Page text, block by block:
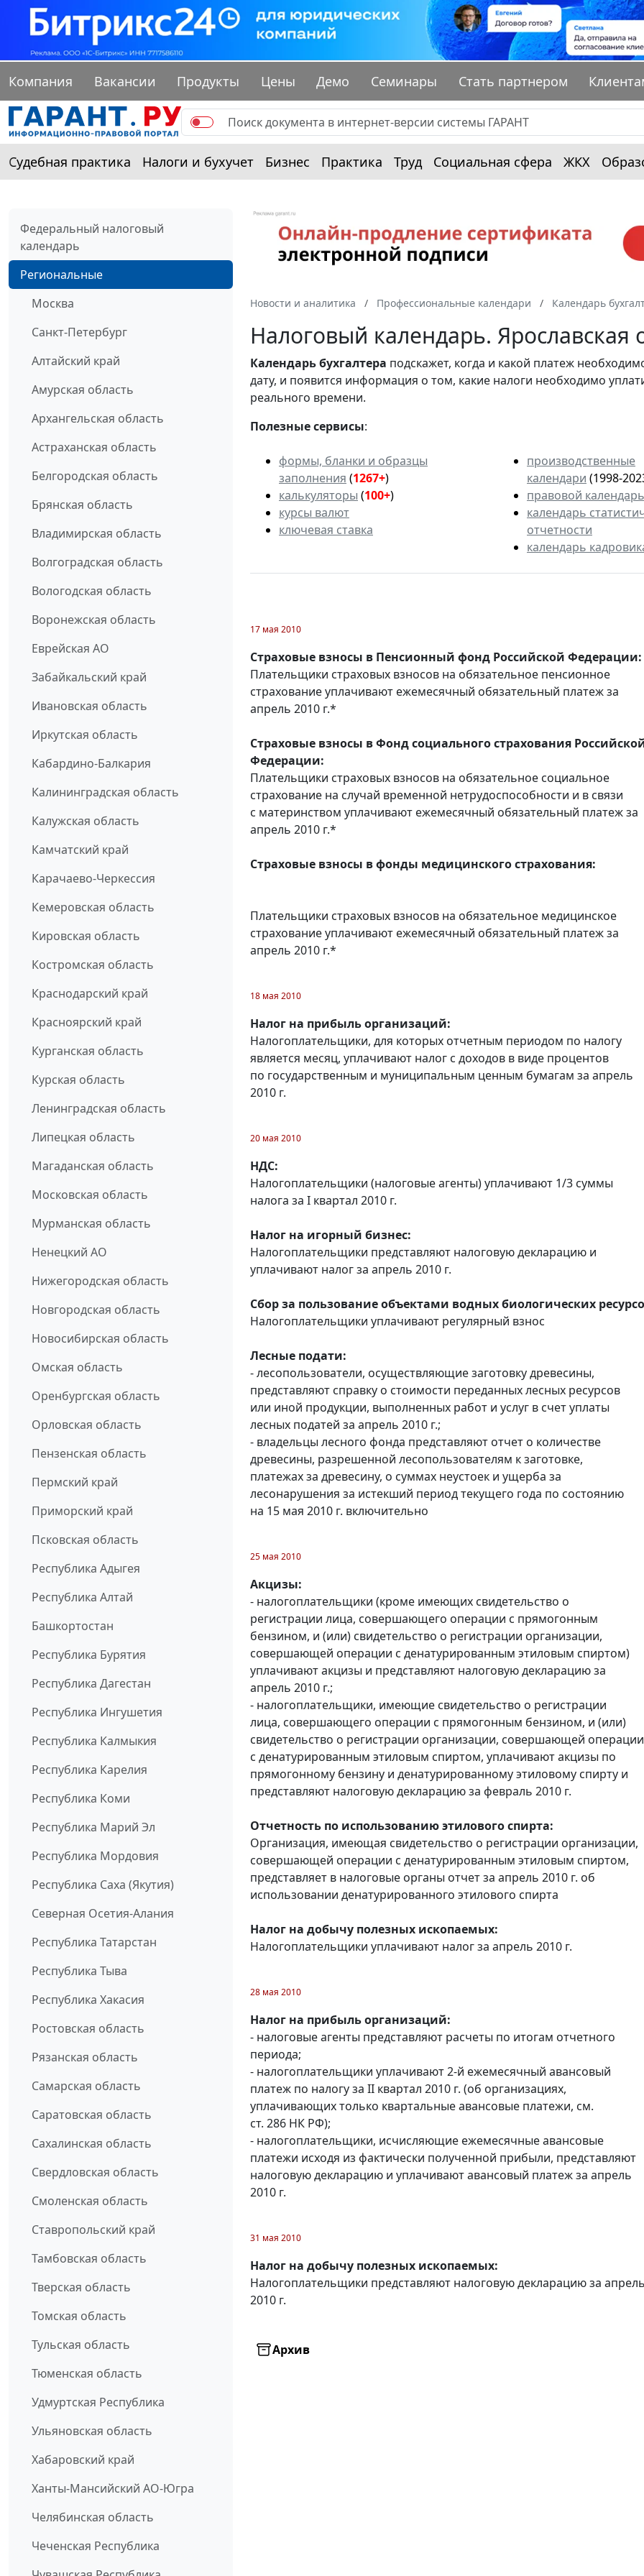
Компания Вакансии Продукты Цены Демо Семинары Стать партнером
Судебная практика Налоги и бухучет Бизнес Практика Труд Социальная сфера ЖКХ
Федеральный налоговый
календарь
Региональные
Москва
Санкт-Петербург
Алтайский край
Амурская область
Архангельская область
Астраханская область
Белгородская область
Брянская область
Владимирская область
Волгоградская область
Вологодская область
Воронежская область
Еврейская АО
Забайкальский край
Ивановская область
Иркутская область
Кабардино-Балкария
Калининградская область
Калужская область
Камчатский край
Карачаево-Черкессия
Кемеровская область
Кировская область
Костромская область
Краснодарский край
Красноярский край
Курганская область
Курская область
Ленинградская область
Липецкая область
Магаданская область
Московская область
Мурманская область
Ненецкий АО
Нижегородская область
Новгородская область
Новосибирская область
Омская область
Оренбургская область
Орловская область
Пензенская область
Пермский край
Приморский край
Псковская область
Республика Адыгея
Республика Алтай
Башкортостан
Республика Бурятия
Республика Дагестан
Республика Ингушетия
Республика Калмыкия
Республика Карелия
Республика Коми
Республика Марий Эл
Республика Мордовия
Республика Саха (Якутия)
Северная Осетия-Алания
Республика Татарстан
Республика Тыва
Республика Хакасия
Ростовская область
Рязанская область
Самарская область
Саратовская область
Сахалинская область
Свердловская область
Смоленская область
Ставропольский край
Тамбовская область
Тверская область
Томская область
Тульская область
Тюменская область
Удмуртская Республика
Ульяновская область
Хабаровский край
Ханты-Мансийский АО-Югра
Челябинская область
Чеченская Республика
Новости и аналитика Профессиональные календари Календарь
Налоговый календарь. Ярославская
Календарьбухгалтера подскажет, когда и какой платеж
дату, и появится информация о том, какие налоги необходимо
реального времени.
Полезные сервисы:
формы, бланки и образцы
заполнения (1267+)
калькуляторы (100+)
курсы валют
ключевая ставка
производственные
календари (1998-
правовой календарь
календарь
отчетности
календарь
17 мая 2010
Страховые взносы в Пенсионный фонд Российской Федерации:
Плательщики страховых взносов на обязательное пенсионное
страхование уплачивают ежемесячный обязательный платеж за
апрель 2010 г.*
Страховые взносы в Фонд социального страхования
Федерации:
Плательщики страховых взносов на обязательное социальное
страхование на случай временной нетрудоспособности и в связи
с материнством уплачивают ежемесячный обязательный платеж за
апрель 2010 г.*
Страховые взносы в фонды медицинского страхования:
Плательщики страховых взносов на обязательное медицинское
страхование уплачивают ежемесячный обязательный платеж за
апрель 2010 г.*
18 мая 2010
Налог на прибыль организаций:
Налогоплательщики, для которых отчетным периодом по налогу
является месяц, уплачивают налог с доходов в виде процентов
по государственным и муниципальным ценным бумагам за апрель
2010 г.
20 мая 2010
НДС:
Налогоплательщики (налоговые агенты) уплачивают 1/3 суммы
налога за I квартал 2010 г.
Налог на игорный бизнес:
Налогоплательщики представляют налоговую декларацию и
уплачивают налог за апрель 2010 г.
Сбор за пользование объектами водных биологических
Налогоплательщики уплачивают регулярный взнос
Лесные подати:
- лесопользователи, осуществляющие заготовку древесины,
представляют справку о стоимости переданных лесных ресурсов
или иной продукции, выполненных работ и услуг в счет уплаты
лесных податей за апрель 2010 г.;
- владельцы лесного фонда представляют отчет о количестве
древесины, разрешенной лесопользователям к заготовке,
платежах за древесину, о суммах неустоек и ущерба за
лесонарушения за истекший период текущего года по состоянию
на 15 мая 2010 г. включительно
25 мая 2010
Акцизы:
- налогоплательщики (кроме имеющих свидетельство о
регистрации лица, совершающего операции с прямогонным
бензином, и (или) свидетельство о регистрации организации,
совершающей операции с денатурированным этиловым спиртом)
уплачивают акцизы и представляют налоговую декларацию за
апрель 2010 г.;
- налогоплательщики, имеющие свидетельство о регистрации
лица, совершающего операции с прямогонным бензином, и (или)
свидетельство о регистрации организации, совершающей операции
с денатурированным этиловым спиртом, уплачивают акцизы по
прямогонному бензину и денатурированному этиловому спирту и
представляют налоговую декларацию за февраль 2010 г.
Отчетность по использованию этилового спирта:
Организация, имеющая свидетельство о регистрации организации,
совершающей операции с денатурированным этиловым спиртом,
представляет в налоговые органы отчет за апрель 2010 г. об
использовании денатурированного этилового спирта
Налог на добычу полезных ископаемых:
Налогоплательщики уплачивают налог за апрель 2010 г.
28 мая 2010
Налог на прибыль организаций:
- налоговые агенты представляют расчеты по итогам отчетного
периода;
- налогоплательщики уплачивают 2-й ежемесячный авансовый
платеж по налогу за II квартал 2010 г. (об организациях,
уплачивающих только квартальные авансовые платежи, см.
ст. 286 НК РФ);
- налогоплательщики, исчисляющие ежемесячные авансовые
платежи исходя из фактически полученной прибыли, представляют
налоговую декларацию и уплачивают авансовый платеж за апрель
2010 г.
31 мая 2010
Налог на добычу полезных ископаемых:
Налогоплательщики представляют налоговую декларацию за
2010 г.
Архив